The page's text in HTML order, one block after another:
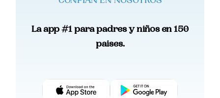
La app #1 para padres y niños en 150
paises.